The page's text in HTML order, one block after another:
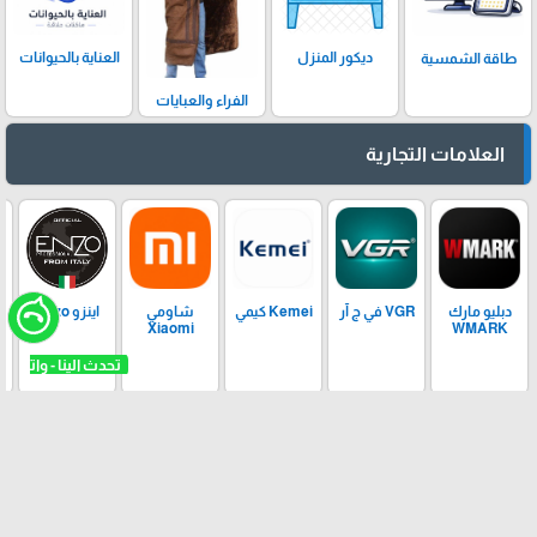
طاقة الشمسية ديكور المنزل
الفراء والعبايات
العناية بالحيوانات
العلامات التجارية
دبليو مارك
WMARK
VGR في ج آر Kemei كيمي
شاومي
Xiaomi
اينزو Enzo